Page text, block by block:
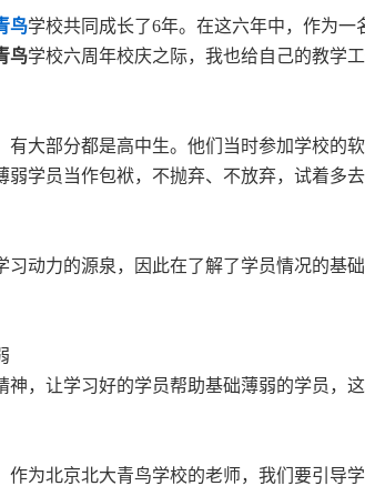
鸟学校共同成长了6年。在这六年中，作为
鸟学校六周年校庆之际，我也给自己的教学
有大部分都是高中生。他们当时参加学校的
学员当作包袱，不抛弃、不放弃，试着多
动力的源泉，因此在了解了学员情况的基
，让学习好的学员帮助基础薄弱的学员，
为北京北大青鸟学校的老师，我们要引